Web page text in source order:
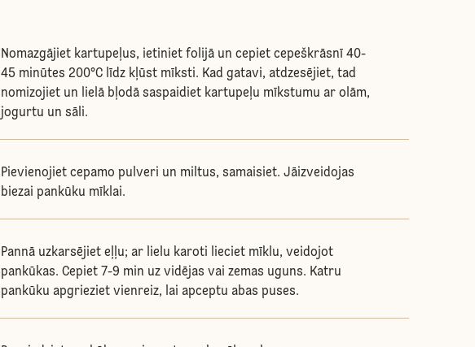
Nomazgājiet kartupeļus, ietiniet folijā un cepiet cepeškrāsnī 40-
45 minūtes 200°C līdz kļūst mīksti. Kad gatavi, atdzesējiet, tad
nomizojiet un lielā bļodā saspaidiet kartupeļu mīkstumu ar olām,
jogurtu un sāli.
Pievienojiet cepamo pulveri un miltus, samaisiet. Jāizveidojas
biezai pankūku mīklai.
Pannā uzkarsējiet eļļu; ar lielu karoti lieciet mīklu, veidojot
pankūkas. Cepiet 7-9 min uz vidējas vai zemas uguns. Katru
pankūku apgrieziet vienreiz, lai apceptu abas puses.